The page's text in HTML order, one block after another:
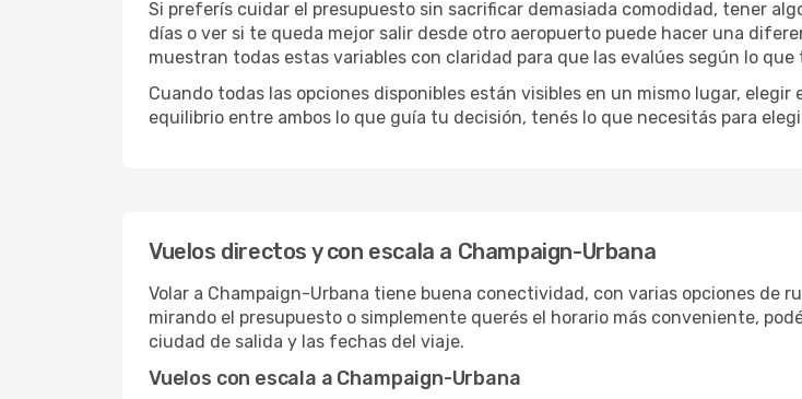
Si preferís cuidar el presupuesto sin sacrificar demasiada comodidad, tener
días o ver si te queda mejor salir desde otro aeropuerto puede hacer una
muestran todas estas variables con claridad para que las evalúes según lo
Cuando todas las opciones disponibles están visibles en un mismo lugar,
equilibrio entre ambos lo que guía tu decisión, tenés lo que necesitás para
Vuelos directos y con escala a Champaign-Urbana
Volar a Champaign-Urbana tiene buena conectividad, con varias opciones de
mirando el presupuesto o simplemente querés el horario más conveniente,
ciudad de salida y las fechas del viaje.
Vuelos con escala a Champaign-Urbana